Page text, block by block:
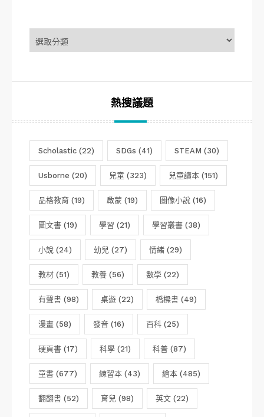
章
分
熱搜議題
Scholastic (22) SDGs (41) STEAM (30)
Usborne (20) 兒童 (323) 兒童讀本 (151)
品格教育 (19) 啟蒙 (19) 圖像小說 (16)
圖文書 (19) 學習 (21) 學習叢書 (38)
小說 (24) 幼兒 (27) 情緒 (29)
教材 (51) 教養 (56) 數學 (22)
有聲書 (98) 桌遊 (22) 橋樑書 (49)
漫畫 (58) 發音 (16) 百科 (25)
硬頁書 (17) 科學 (21) 科普 (87)
童書 (677) 練習本 (43) 繪本 (485)
翻翻書 (52) 育兒 (98) 英文 (22)